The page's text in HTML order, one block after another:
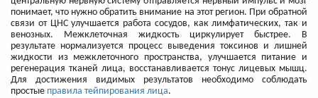
понимает, что нужно обратить внимание на этот регион. При обратной
связи от ЦНС улучшается работа сосудов, как лимфатических, так и
венозных. Межклеточная жидкость циркулирует быстрее. В
результате нормализуется процесс выведения токсинов и лишней
жидкости из межклеточного пространства, улучшается питание и
регенерация тканей лица, восстанавливается тонус лицевых мышц.
Для достижения видимых результатов необходимо соблюдать
простые правила тейпирования лица.